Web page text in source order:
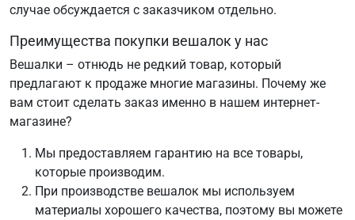
случае обсуждается с заказчиком отдельно.
Преимущества покупки вешалок у нас
Вешалки – отнюдь не редкий товар, который
предлагают к продаже многие магазины. Почему же
вам стоит сделать заказ именно в нашем интернет-
магазине?
Мы предоставляем гарантию на все товары,
которые производим.
При производстве вешалок мы используем
материалы хорошего качества, поэтому вы можете